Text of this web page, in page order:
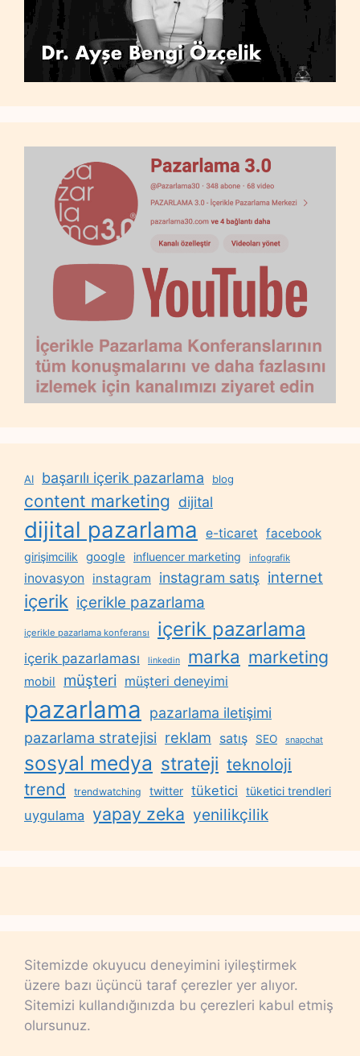
AI başarılı içerik pazarlama blog
content marketing dijital
dijital pazarlama e-ticaret facebook
girişimcilik google influencer marketing infografik
inovasyon instagram instagram satış internet
içerik içerikle pazarlama
içerikle pazarlama konferansı içerik pazarlama
içerik pazarlaması linkedin marka marketing
mobil müşteri müşteri deneyimi
pazarlama
pazarlama iletişimi
pazarlama stratejisi reklam satış SEO snapchat
sosyal medya strateji teknoloji
trend trendwatching twitter tüketici tüketici trendleri
uygulama yapay zeka yenilikçilik
Sitemizde okuyucu deneyimini iyileştirmek
üzere bazı üçüncü taraf çerezler yer alıyor.
Sitemizi kullandığınızda bu çerezleri kabul etmiş
olursunuz.